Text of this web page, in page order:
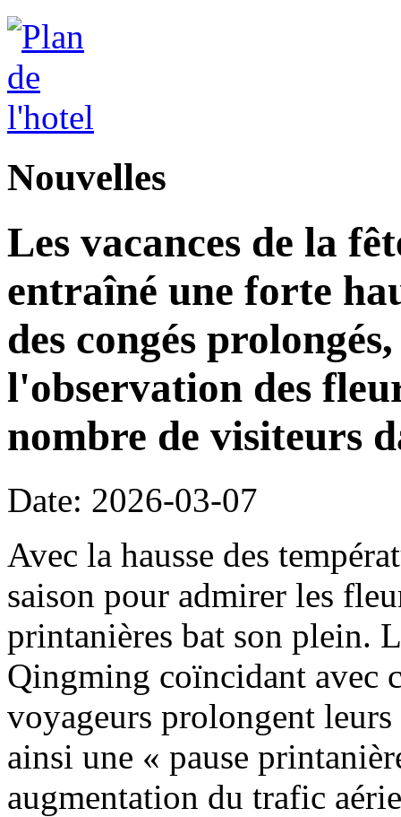
Nouvelles
Les vacances de la
entraîné une forte
des congés
l'observation des
nombre de visiteurs
Date: 2026-03-07
Avec la hausse des
saison pour admirer les
printanières bat son plein.
Qingming coïncidant avec
voyageurs prolongent
ainsi une « pause
augmentation du trafic